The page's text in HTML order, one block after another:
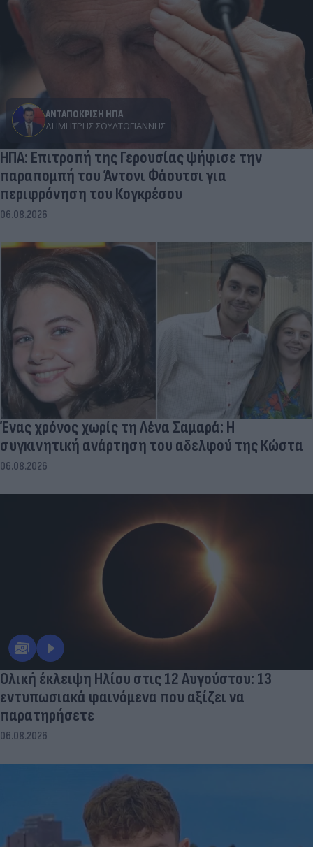
ΑΝΤΑΠΟΚΡΙΣΗ ΗΠΑ
ΔΗΜΉΤΡΗΣ ΣΟΥΛΤΟΓΙΆΝΝΗΣ
ΗΠΑ: Επιτροπή της Γερουσίας ψήφισε την
παραπομπή του Άντονι Φάουτσι για
περιφρόνηση του Κογκρέσου
06.08.2026
Ένας χρόνος χωρίς τη Λένα Σαμαρά: Η
συγκινητική ανάρτηση του αδελφού της Κώστα
06.08.2026
Ολική έκλειψη Ηλίου στις 12 Αυγούστου: 13
εντυπωσιακά φαινόμενα που αξίζει να
παρατηρήσετε
06.08.2026